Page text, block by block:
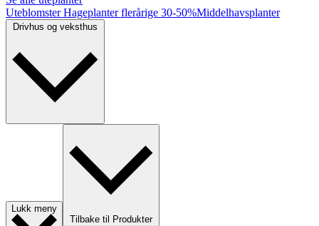
UteblomsterHageplanter flerårige 30-50%Middelhavsplanter
Lukk meny
Tilbake til Produkter